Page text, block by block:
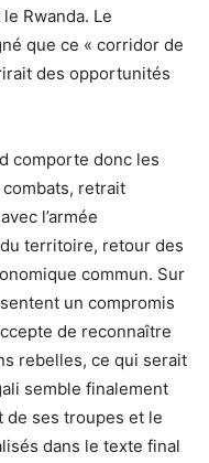
Rwanda. Le
que ce « corridor de
des opportunités
comporte donc les
retrait
l’armée
territoire, retour des
commun. Sur
un compromis
de reconnaître
rebelles, ce qui serait
semble finalement
de ses troupes et le
dans le texte final